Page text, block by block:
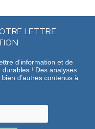
LETTRE
d'information et de
! Des analyses
d’autres contenus à